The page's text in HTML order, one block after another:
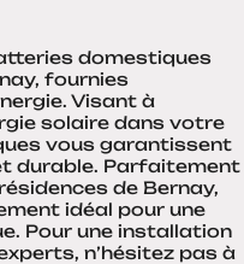
domestiques
fournies
Visant à
solaire dans votre
vous garantissent
durable. Parfaitement
de Bernay,
idéal pour une
Pour une installation
n’hésitez pas à